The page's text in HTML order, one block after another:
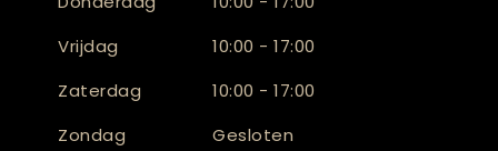
Vrijdag
10:00 - 17:00
Zaterdag
10:00 - 17:00
Zondag
Gesloten